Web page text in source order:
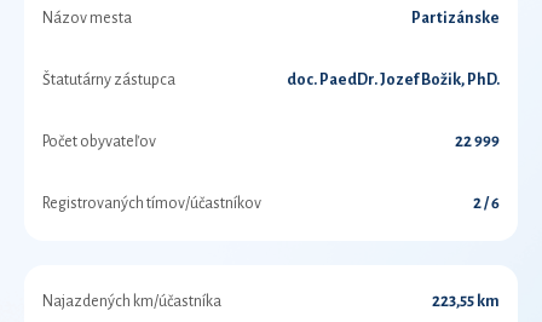
Názov mesta Partizánske
Štatutárny zástupca doc. PaedDr. Jozef Božik, PhD.
Počet obyvateľov 22 999
Registrovaných tímov/účastníkov 2 / 6
Najazdených km/účastníka 223,55 km